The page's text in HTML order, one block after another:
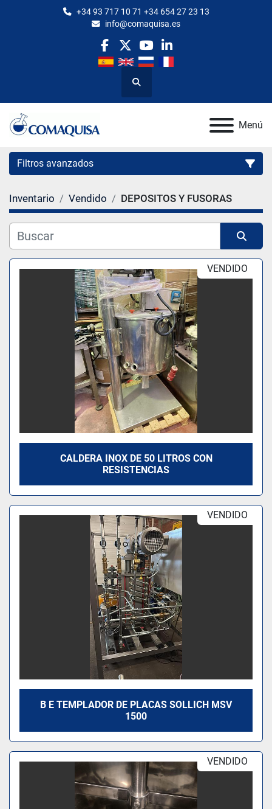
+34 93 717 10 71 +34 654 27 23 13
info@comaquisa.es
facebook
twitteryoutubelinkedin
Buscar
Menú
Filtros avanzados
Categoría
Fabricante
Inventario Vendido DEPOSITOS Y FUSORAS
Ordenar por VENDIDO
CALDERA INOX DE 50 LITROS CON
RESISTENCIAS
VENDIDO
B E TEMPLADOR DE PLACAS SOLLICH MSV
1500
VENDIDO